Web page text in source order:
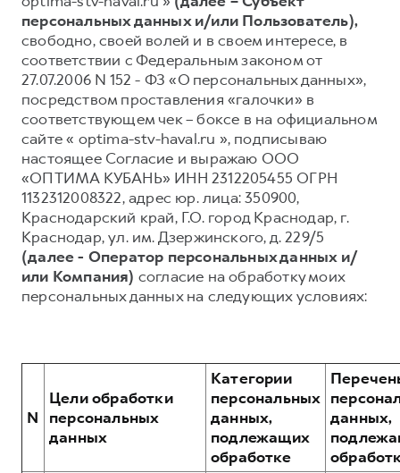
DARGO DARGO X
от 3 499 000 ₽
F7
от 2 899 000 ₽
F7X
от 3 599 000 ₽
Тест-драйв
Трейд-ин
КРЕДИТ И СТРАХОВАНИЕ
Кредитный калькулятор
Страхование
Кредит
КОРПОРАТИВНЫМ КЛИЕНТАМ
Для малого бизнеса
Система управления автопарком
Сервис для корпоративных клиентов
HAVAL Лизинг
СЕРВИСНОЕ ОБСЛУЖИВАНИЕ
Нулевое ТО
Программа «Помощь на дороге»
Регламенты технического обслуживания
Электронный ПТС
ПОДДЕРЖКА
GWM Безопасность
Гарантия HAVAL
Мобильное приложение GWM
АКСЕССУАРЫ HAVAL
Автомобильные аксессуары
О дилере
Наша команда
Контакты
персональных данных и/или Пользователь),
свободно, своей волей и в своем интересе, в
соответствии с Федеральным законом от
27.07.2006 N 152 - ФЗ «О персональных данных»,
посредством проставления «галочки» в
соответствующем чек – боксе в на официальном
сайте « optima-stv-haval.ru », подписываю
настоящее Согласие и выражаю ООО
«ОПТИМА КУБАНЬ» ИНН 2312205455 ОГРН
1132312008322, адрес юр. лица: 350900,
Краснодарский край, Г.О. город Краснодар, г.
Краснодар, ул. им. Дзержинского, д. 229/5
(далее - Оператор персональных данных и/
или Компания) согласие на обработку моих
персональных данных на следующих условиях:
N
Цели обработки
персональных
данных
Категории
персональных
данных,
подлежащих
обработке
данных,